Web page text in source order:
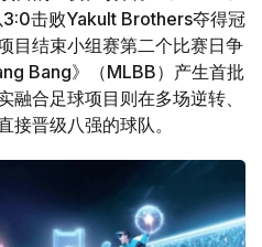
击败Yakult Brothers夺得冠
目结束小组赛第二个比赛日争
Bang》（MLBB）产生首批
融合足球项目则在多场逆转、
接晋级八强的球队。